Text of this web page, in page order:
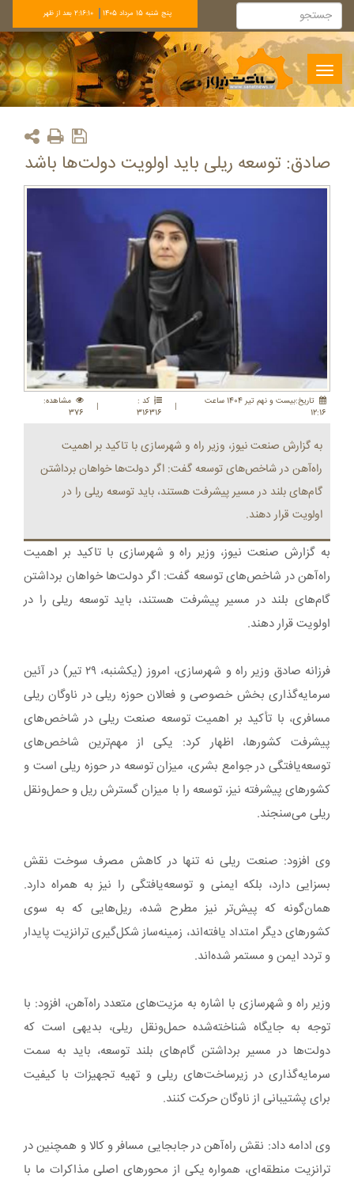
پنج شنبه 15 مرداد 1405 2:16:10 بعد از ظهر
Toggle
navigation
صادق: توسعه ریلی باید اولویت دولت‌ها باشد
تاريخ:بيست و نهم تير 1404 ساعت
12:16
|
کد :
316316
|
مشاهده:
376
به گزارش صنعت نیوز، وزیر راه و شهرسازی با تاکید بر اهمیت
راه‌آهن در شاخص‌های توسعه گفت: اگر دولت‌ها خواهان برداشتن
گام‌های بلند در مسیر پیشرفت هستند، باید توسعه ریلی را در
اولویت قرار دهند.
به گزارش صنعت نیوز، وزیر راه و شهرسازی با تاکید بر اهمیت
راه‌آهن در شاخص‌های توسعه گفت: اگر دولت‌ها خواهان برداشتن
گام‌های بلند در مسیر پیشرفت هستند، باید توسعه ریلی را در
اولویت قرار دهند.
فرزانه صادق وزیر راه و شهرسازی، امروز (یکشنبه، ۲۹ تیر) در آئین
سرمایه‌گذاری بخش خصوصی و فعالان حوزه ریلی در ناوگان ریلی
مسافری، با تأکید بر اهمیت توسعه صنعت ریلی در شاخص‌های
پیشرفت کشورها، اظهار کرد: یکی از مهم‌ترین شاخص‌های
توسعه‌یافتگی در جوامع بشری، میزان توسعه در حوزه ریلی است و
کشورهای پیشرفته نیز، توسعه را با میزان گسترش ریل و حمل‌ونقل
ریلی می‌سنجند.
وی افزود: صنعت ریلی نه تنها در کاهش مصرف سوخت نقش
بسزایی دارد، بلکه ایمنی و توسعه‌یافتگی را نیز به همراه دارد.
همان‌گونه که پیش‌تر نیز مطرح شده، ریل‌هایی که به سوی
کشورهای دیگر امتداد یافته‌اند، زمینه‌ساز شکل‌گیری ترانزیت پایدار
و تردد ایمن و مستمر شده‌اند.
وزیر راه و شهرسازی با اشاره به مزیت‌های متعدد راه‌آهن، افزود: با
توجه به جایگاه شناخته‌شده حمل‌ونقل ریلی، بدیهی است که
دولت‌ها در مسیر برداشتن گام‌های بلند توسعه، باید به سمت
سرمایه‌گذاری در زیرساخت‌های ریلی و تهیه تجهیزات با کیفیت
برای پشتیبانی از ناوگان حرکت کنند.
وی ادامه داد: نقش راه‌آهن در جابجایی مسافر و کالا و همچنین در
ترانزیت منطقه‌ای، همواره یکی از محورهای اصلی مذاکرات ما با